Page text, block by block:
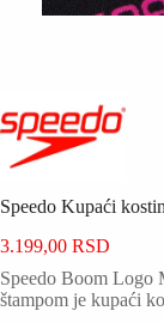
Speedo Kupaći
3.199,00 RSD
Speedo Boom Logo
štampom je kupaći